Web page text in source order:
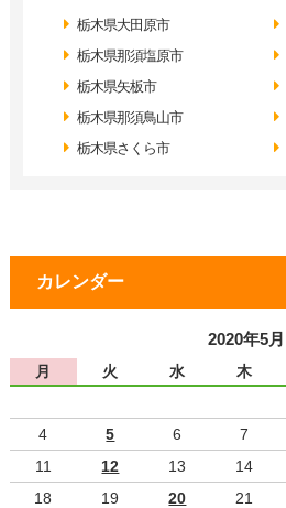
栃木県大田原市
栃木県那須塩原市
栃木県矢板市
栃木県那須鳥山市
栃木県さくら市
カレンダー
2020年5月
月 火 水 木
4
5 6 7
11
12 13 14
18
19 20 21